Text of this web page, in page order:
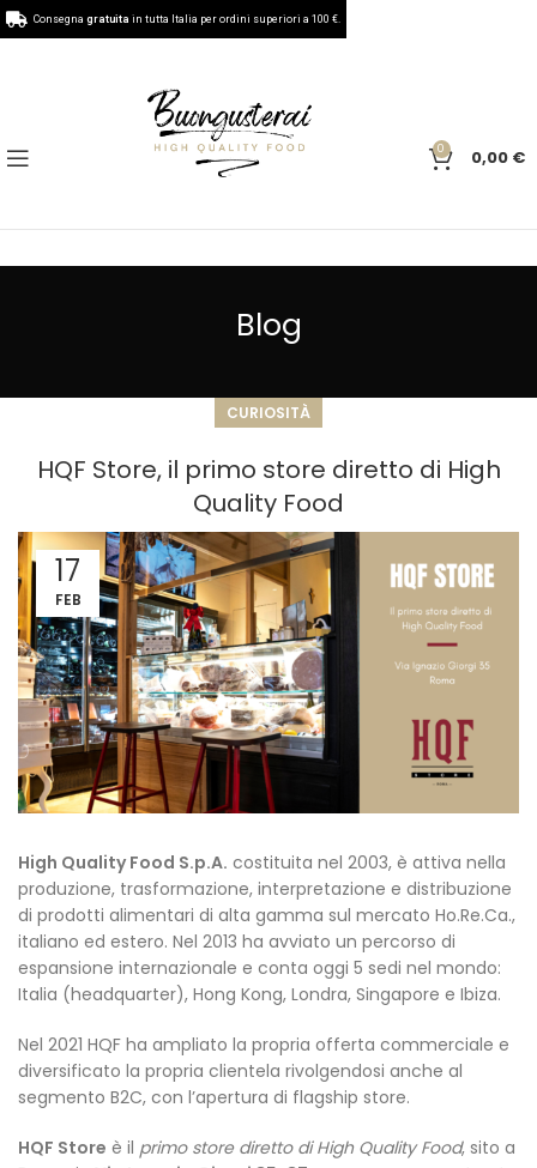
0 0,00 €
Blog
CURIOSITÀ
HQF Store, il primo store diretto di High
Quality Food
17
FEB
High Quality Food S.p.A. costituita nel 2003, è attiva nella
produzione, trasformazione, interpretazione e distribuzione
di prodotti alimentari di alta gamma sul mercato Ho.Re.Ca.,
italiano ed estero. Nel 2013 ha avviato un percorso di
espansione internazionale e conta oggi 5 sedi nel mondo:
Italia (headquarter), Hong Kong, Londra, Singapore e Ibiza.
Nel 2021 HQF ha ampliato la propria offerta commerciale e
diversificato la propria clientela rivolgendosi anche al
segmento B2C, con l’apertura di flagship store.
HQF Store è il primo store diretto di High Quality Food, sito a
Consegna gratuita in tutta Italia per ordini superiori a 100 €.